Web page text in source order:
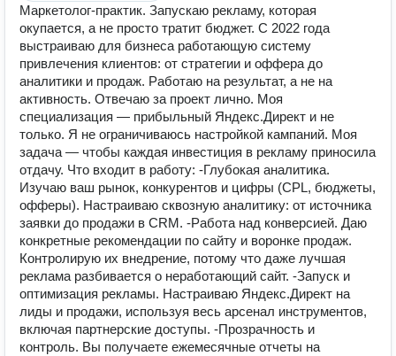
Маркетолог-практик. Запускаю рекламу, которая
окупается, а не просто тратит бюджет. С 2022 года
выстраиваю для бизнеса работающую систему
привлечения клиентов: от стратегии и оффера до
аналитики и продаж. Работаю на результат, а не на
активность. Отвечаю за проект лично. Моя
специализация — прибыльный Яндекс.Директ и не
только. Я не ограничиваюсь настройкой кампаний. Моя
задача — чтобы каждая инвестиция в рекламу приносила
отдачу. Что входит в работу: -Глубокая аналитика.
Изучаю ваш рынок, конкурентов и цифры (CPL, бюджеты,
офферы). Настраиваю сквозную аналитику: от источника
заявки до продажи в CRM. -Работа над конверсией. Даю
конкретные рекомендации по сайту и воронке продаж.
Контролирую их внедрение, потому что даже лучшая
реклама разбивается о неработающий сайт. -Запуск и
оптимизация рекламы. Настраиваю Яндекс.Директ на
лиды и продажи, используя весь арсенал инструментов,
включая партнерские доступы. -Прозрачность и
контроль. Вы получаете ежемесячные отчеты на